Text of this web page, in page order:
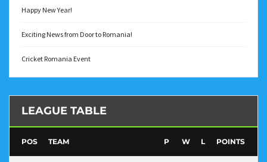
Happy New Year!
Exciting News from Door to Romania!
Cricket Romania Event
LEAGUE TABLE
POS TEAM P W L POINTS